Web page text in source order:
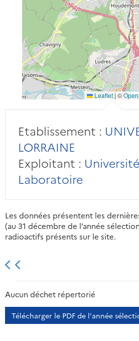
Leaflet | ©
Etablissement :
LORRAINE
Exploitant :
Laboratoire
Les données présentent les
(au 31 décembre de l’année
radioactifs présents sur le site.
2013 2014
Aucun déchet répertorié
Télécharger le PDF de l'année